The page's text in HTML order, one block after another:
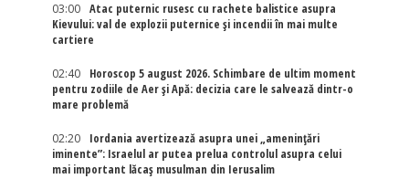
03:00
Atac puternic rusesc cu rachete balistice asupra
Kievului: val de explozii puternice și incendii în mai multe
cartiere
02:40
Horoscop 5 august 2026. Schimbare de ultim moment
pentru zodiile de Aer și Apă: decizia care le salvează dintr-o
mare problemă
02:20
Iordania avertizează asupra unei „amenințări
iminente”: Israelul ar putea prelua controlul asupra celui
mai important lăcaș musulman din Ierusalim